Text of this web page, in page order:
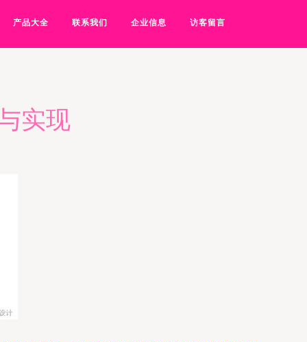
产品大全 联系我们 企业信息 访客留言
实现